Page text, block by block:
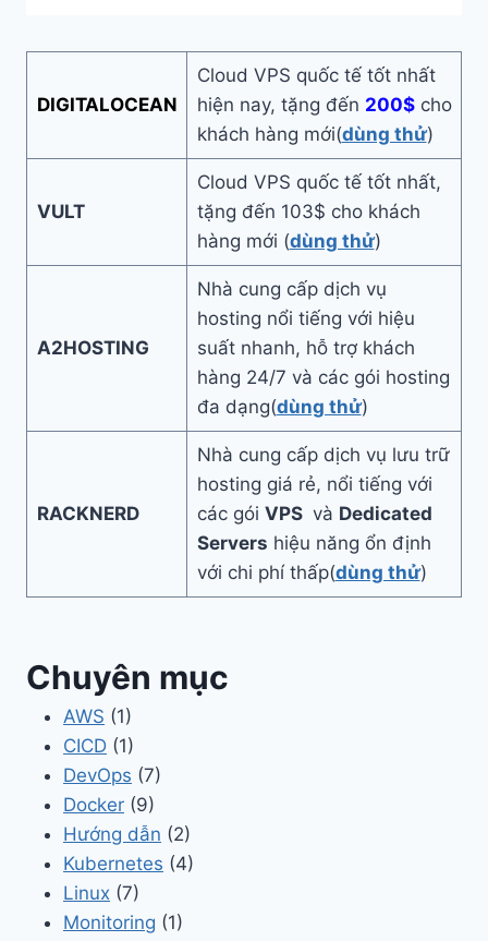
DIGITALOCEAN
Cloud VPS quốc tế tốt nhất
hiện nay, tặng đến 200$cho
khách hàng mới(dùng thử)
VULT
Cloud VPS quốc tế tốt nhất,
tặng đến 103$ cho khách
hàng mới (dùng thử)
A2HOSTING
Nhà cung cấp dịch vụ
hosting nổi tiếng với hiệu
suất nhanh, hỗ trợ khách
hàng 24/7 và các gói hosting
đa dạng(dùng thử)
RACKNERD
Nhà cung cấp dịch vụ lưu trữ
hosting giá rẻ, nổi tiếng với
các gói VPS và Dedicated
Servers hiệu năng ổn định
với chi phí thấp(dùng thử)
Chuyên mục
AWS (1)
CICD (1)
DevOps (7)
Docker (9)
Hướng dẫn (2)
Kubernetes (4)
Linux (7)
Monitoring (1)